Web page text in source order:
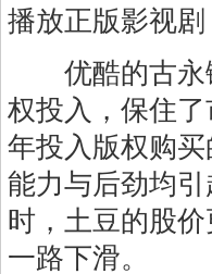
播放正版影视
优酷的古永
权投入，保住
年投入版权购
能力与后劲均
时，土豆的股
一路下滑。